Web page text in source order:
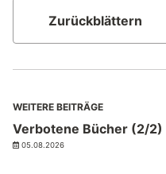
Zurückblättern
WEITERE BEITRÄGE
Verbotene Bücher (2/2)
05.08.2026